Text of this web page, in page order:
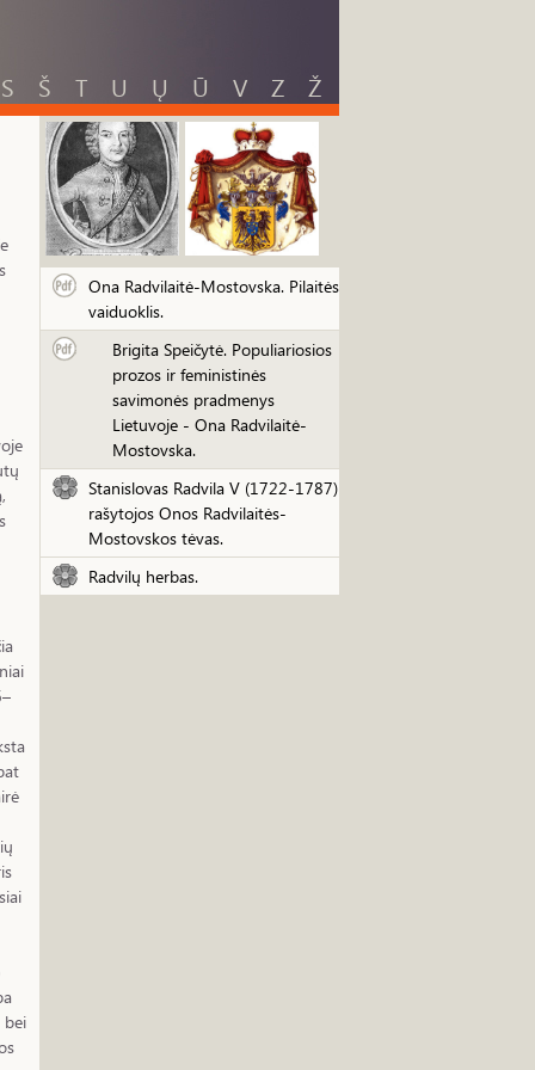
S Š T U Ų Ū V Z Ž
bei
Ona Radvilaitė-Mostovska. Pilaitės
vaiduoklis.
Brigita Speičytė. Populiariosios
prozos ir feministinės
savimonės pradmenys
Lietuvoje - Ona Radvilaitė-
Mostovska.
Stanislovas Radvila V (1722-1787)
rašytojos Onos Radvilaitės-
Mostovskos tėvas.
Radvilų herbas.